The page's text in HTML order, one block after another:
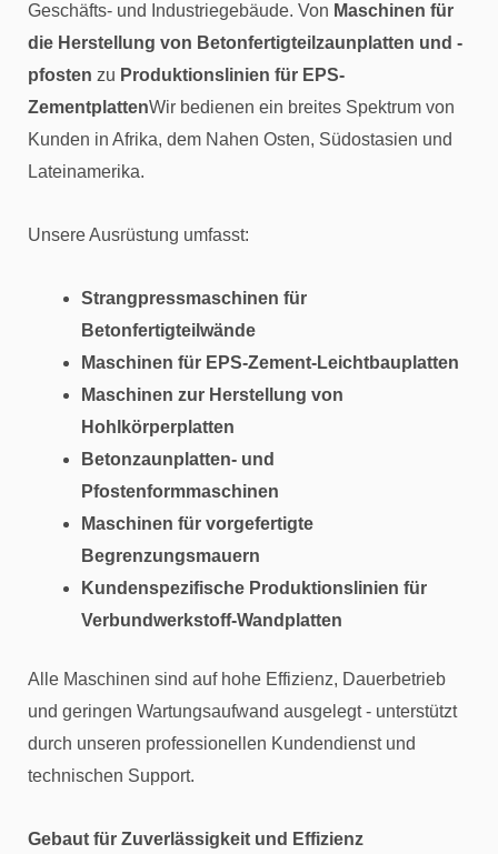
Geschäfts- und Industriegebäude. Von Maschinen für
die Herstellung von Betonfertigteilzaunplatten und -
pfosten zu Produktionslinien für EPS-
ZementplattenWir bedienen ein breites Spektrum von
Kunden in Afrika, dem Nahen Osten, Südostasien und
Lateinamerika.
Unsere Ausrüstung umfasst:
Strangpressmaschinen für
Betonfertigteilwände
Maschinen für EPS-Zement-Leichtbauplatten
Maschinen zur Herstellung von
Hohlkörperplatten
Betonzaunplatten- und
Pfostenformmaschinen
Maschinen für vorgefertigte
Begrenzungsmauern
Kundenspezifische Produktionslinien für
Verbundwerkstoff-Wandplatten
Alle Maschinen sind auf hohe Effizienz, Dauerbetrieb
und geringen Wartungsaufwand ausgelegt - unterstützt
durch unseren professionellen Kundendienst und
technischen Support.
Gebaut für Zuverlässigkeit und Effizienz